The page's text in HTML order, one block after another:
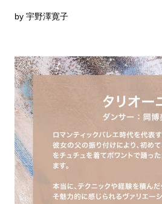
by 宇野澤寛子